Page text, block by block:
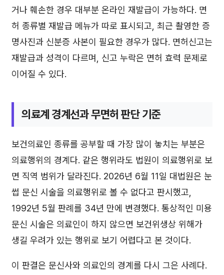
거나 훼손한 경우 대부분 온라인 재발급이 가능하다. 면
허 종류별 재발급 메뉴가 따로 표시되고, 최근 촬영한 증
명사진과 신분증 사본이 필요한 경우가 많다. 면허신고는
재발급과 성격이 다르며, 신고 누락은 면허 효력 문제로
이어질 수 있다.
의료계 경계선과 무면허 판단 기준
보건의료인 종류를 공부할 때 가장 많이 놓치는 부분은
의료행위의 경계다. 같은 행위라도 법원이 의료행위로 보
면 직역 범위가 달라진다. 2026년 6월 11일 대법원은 눈
썹 문신 시술을 의료행위로 볼 수 없다고 판시했고,
1992년 5월 판례를 34년 만에 변경했다. 통상적인 미용
문신 시술은 의료인이 하지 않으면 보건위생상 위해가
생길 우려가 있는 행위로 보기 어렵다고 본 것이다.
이 판결은 문신사와 의료인의 경계를 다시 그은 사례다.